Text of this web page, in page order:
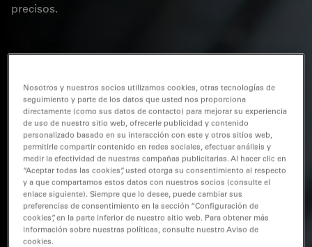
precisos.
Nosotros y nuestros socios utilizamos cookies, otras tecnologías de
seguimiento y parte de los datos que usted nos proporciona
directamente (como sus datos de contacto) para mejorar su experiencia
de uso de nuestro sitio web, ofrecerle publicidad y contenido
personalizado basado en su interacción con este y otros sitios web,
permitirle compartir contenido en redes sociales, efectuar análisis y
medir la efectividad de nuestras campañas publicitarias. Al hacer clic en
“Aceptar todas las cookies”, usted otorga su consentimiento al respecto
y a que compartamos estos datos con nuestros socios (consulte el
enlace siguiente). Siempre que lo desee, puede cambiar sus
preferencias de consentimiento en la sección “Configuración de
cookies”, en la parte inferior de nuestro sitio web. Para obtener más
información sobre nuestras políticas, consulte nuestro Aviso de
cookies.